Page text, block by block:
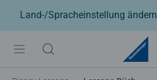
Land-/Spracheinstellung ändern